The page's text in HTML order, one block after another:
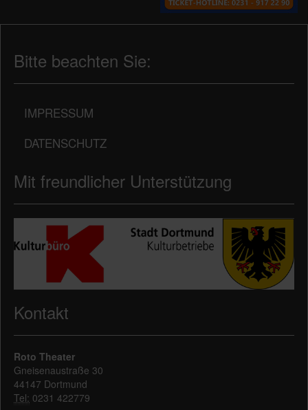
Bitte beachten Sie:
IMPRESSUM
DATENSCHUTZ
Mit freundlicher Unterstützung
Kontakt
Roto Theater
Gneisenaustraße 30
44147 Dortmund
Tel: 0231 422779